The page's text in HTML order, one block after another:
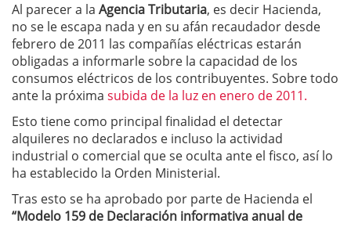
Al parecer a la Agencia Tributaria, es decir Hacienda,
no se le escapa nada y en su afán recaudador desde
febrero de 2011 las compañías eléctricas estarán
obligadas a informarle sobre la capacidad de los
consumos eléctricos de los contribuyentes. Sobre todo
ante la próxima subida de la luz en enero de 2011.
Esto tiene como principal finalidad el detectar
alquileres no declarados e incluso la actividad
industrial o comercial que se oculta ante el fisco, así lo
ha establecido la Orden Ministerial.
Tras esto se ha aprobado por parte de Hacienda el
“Modelo 159 de Declaración informativa anual de